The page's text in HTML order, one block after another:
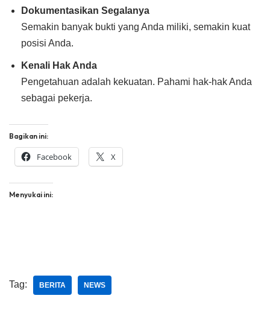
Dokumentasikan Segalanya
Semakin banyak bukti yang Anda miliki, semakin kuat
posisi Anda.
Kenali Hak Anda
Pengetahuan adalah kekuatan. Pahami hak-hak Anda
sebagai pekerja.
Bagikan ini:
Facebook X
Menyukai ini:
Tag: BERITA NEWS